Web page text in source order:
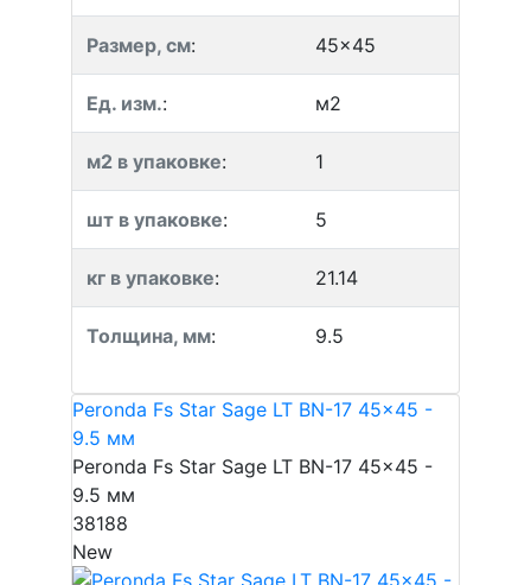
Размер, см: 45x45
Ед. изм.: м2
м2 в упаковке: 1
шт в упаковке: 5
кг в упаковке: 21.14
Толщина, мм: 9.5
Peronda Fs Star Sage LT BN-17 45x45 -
9.5 мм
Peronda Fs Star Sage LT BN-17 45x45 -
9.5 мм
38188
New